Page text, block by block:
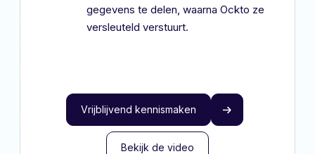
gegevens te delen, waarna Ockto ze
versleuteld verstuurt.
Vrijblijvend kennismaken
Bekijk de video